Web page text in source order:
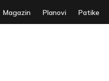
Magazin Planovi Patike